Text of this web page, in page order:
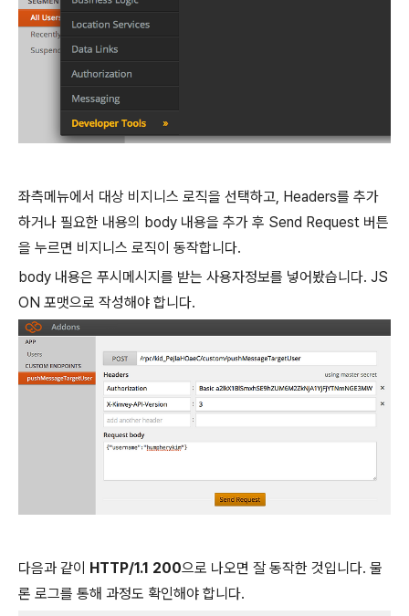
좌측메뉴에서 대상 비지니스 로직을 선택하고, Headers를 추가
하거나 필요한 내용의 body 내용을 추가 후 Send Request 버튼
을 누르면 비지니스 로직이 동작합니다.
body 내용은 푸시메시지를 받는 사용자정보를 넣어봤습니다. JS
ON 포맷으로 작성해야 합니다.
다음과 같이 HTTP/1.1 200으로 나오면 잘 동작한 것입니다. 물
론 로그를 통해 과정도 확인해야 합니다.